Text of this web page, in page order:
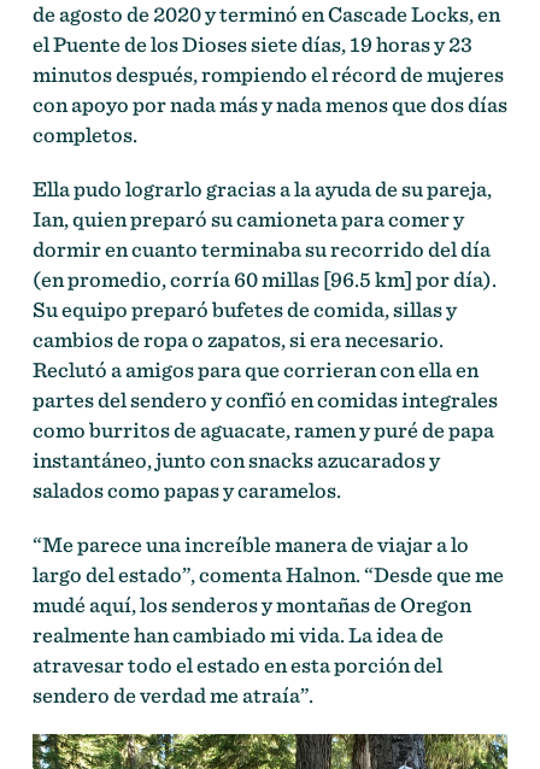
de agosto de 2020 y terminó en Cascade Locks, en
el Puente de los Dioses siete días, 19 horas y 23
minutos después, rompiendo el récord de mujeres
con apoyo por nada más y nada menos que dos días
completos.
Ella pudo lograrlo gracias a la ayuda de su pareja,
Ian, quien preparó su camioneta para comer y
dormir en cuanto terminaba su recorrido del día
(en promedio, corría 60 millas [96.5 km] por día).
Su equipo preparó bufetes de comida, sillas y
cambios de ropa o zapatos, si era necesario.
Reclutó a amigos para que corrieran con ella en
partes del sendero y confió en comidas integrales
como burritos de aguacate, ramen y puré de papa
instantáneo, junto con snacks azucarados y
salados como papas y caramelos.
“Me parece una increíble manera de viajar a lo
largo del estado”, comenta Halnon. “Desde que me
mudé aquí, los senderos y montañas de Oregon
realmente han cambiado mi vida. La idea de
atravesar todo el estado en esta porción del
sendero de verdad me atraía”.